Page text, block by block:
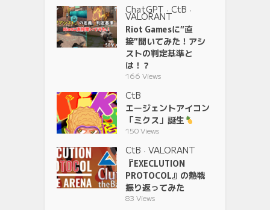
ChatGPT • CtB •
VALORANT
Riot Gamesに”直
接”聞いてみた！アシ
ストの判定基準と
は！？
166 Views
CtB
エージェントアイコン
「ミクス」誕生
150 Views
CtB • VALORANT
『EXECLUTION
PROTOCOL』の熱戦
振り返ってみた
83 Views